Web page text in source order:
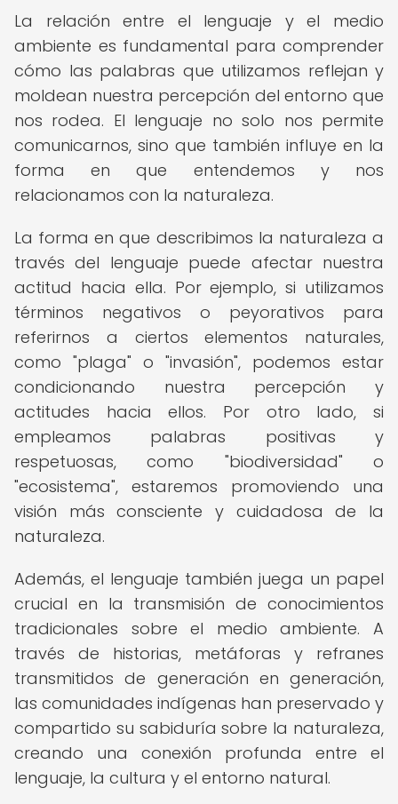
La relación entre el lenguaje y el medio
ambiente es fundamental para comprender
cómo las palabras que utilizamos reflejan y
moldean nuestra percepción del entorno que
nos rodea. El lenguaje no solo nos permite
comunicarnos, sino que también influye en la
forma en que entendemos y nos
relacionamos con la naturaleza.
La forma en que describimos la naturaleza a
través del lenguaje puede afectar nuestra
actitud hacia ella. Por ejemplo, si utilizamos
términos negativos o peyorativos para
referirnos a ciertos elementos naturales,
como "plaga" o "invasión", podemos estar
condicionando nuestra percepción y
actitudes hacia ellos. Por otro lado, si
empleamos palabras positivas y
respetuosas, como "biodiversidad" o
"ecosistema", estaremos promoviendo una
visión más consciente y cuidadosa de la
naturaleza.
Además, el lenguaje también juega un papel
crucial en la transmisión de conocimientos
tradicionales sobre el medio ambiente. A
través de historias, metáforas y refranes
transmitidos de generación en generación,
las comunidades indígenas han preservado y
compartido su sabiduría sobre la naturaleza,
creando una conexión profunda entre el
lenguaje, la cultura y el entorno natural.